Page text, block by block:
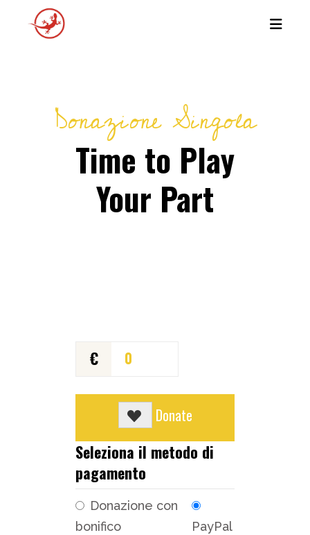
Donazione Singola
Time to Play
Your Part
€ 0
Donate
Seleziona il metodo di
pagamento
Donazione con
bonifico
PayPal